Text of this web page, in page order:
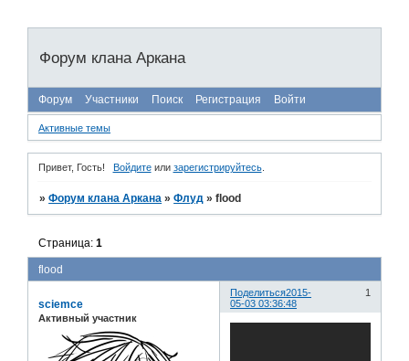
Форум клана Аркана
Форум Участники Поиск Регистрация Войти
Активные темы
Привет, Гость! Войдитеили зарегистрируйтесь.
»Форум клана Аркана »Флуд »flood
flood
Страница:1
Поделиться 1
2015-
05-03 03:36:48
sciemce
Активный участник